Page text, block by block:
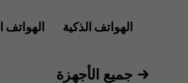
دليل
الهواتف الذكية الهواتف
جميع الأجهزة